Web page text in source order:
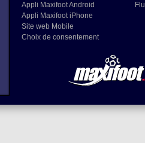
Appli Maxifoot Android
Appli Maxifoot iPhone
Site web Mobile
Choix de consentement